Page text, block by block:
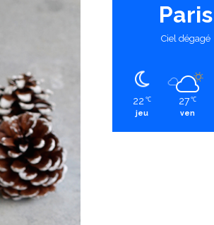
Paris
Ciel dégagé
22 ℃
jeu
27 ℃
ven